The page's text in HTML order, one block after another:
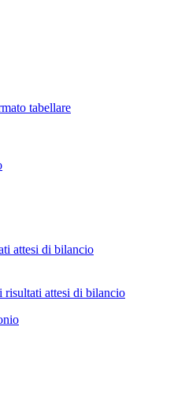
tabellare
attesi di bilancio
risultati attesi di bilancio